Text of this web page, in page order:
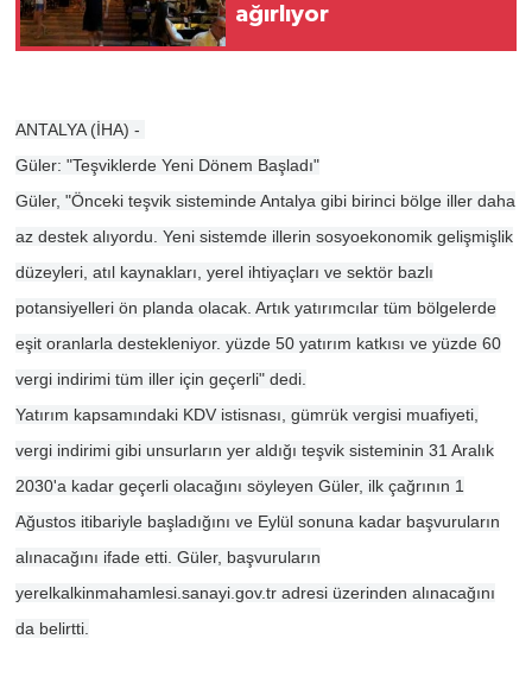
ağırlıyor
ANTALYA (İHA) -
Güler: "Teşviklerde Yeni Dönem Başladı"
Güler, "Önceki teşvik sisteminde Antalya gibi birinci bölge iller daha
az destek alıyordu. Yeni sistemde illerin sosyoekonomik gelişmişlik
düzeyleri, atıl kaynakları, yerel ihtiyaçları ve sektör bazlı
potansiyelleri ön planda olacak. Artık yatırımcılar tüm bölgelerde
eşit oranlarla destekleniyor. yüzde 50 yatırım katkısı ve yüzde 60
vergi indirimi tüm iller için geçerli" dedi.
Yatırım kapsamındaki KDV istisnası, gümrük vergisi muafiyeti,
vergi indirimi gibi unsurların yer aldığı teşvik sisteminin 31 Aralık
2030'a kadar geçerli olacağını söyleyen Güler, ilk çağrının 1
Ağustos itibariyle başladığını ve Eylül sonuna kadar başvuruların
alınacağını ifade etti. Güler, başvuruların
yerelkalkinmahamlesi.sanayi.gov.tr adresi üzerinden alınacağını
da belirtti.